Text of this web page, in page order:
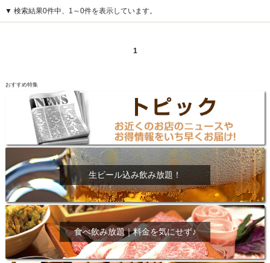
キッズルーム
安い デート
▼ 検索結果0件中、1～0件を表示しています。
1
おすすめ特集
生ビール込み飲み放題！
食べ飲み放題｜料金を気にせず♪